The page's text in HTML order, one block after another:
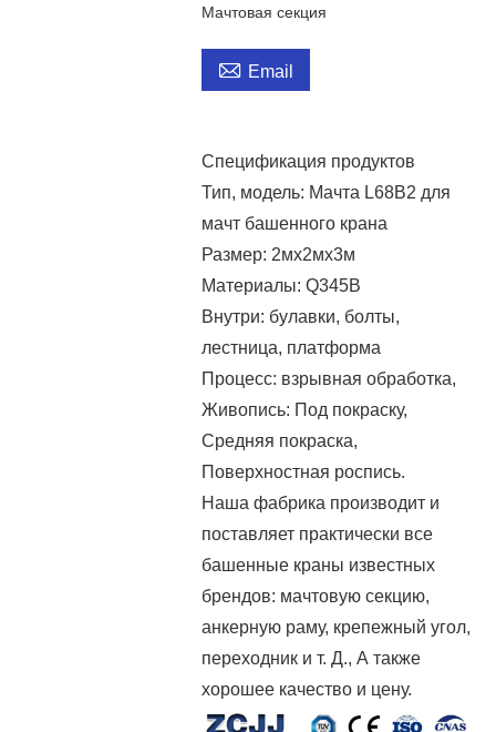
Мачтовая секция
 Email
Спецификация продуктов
Тип, модель: Мачта L68B2 для
мачт башенного крана
Размер: 2мx2мx3м
Материалы: Q345B
Внутри: булавки, болты,
лестница, платформа
Процесс: взрывная обработка,
Живопись: Под покраску,
Средняя покраска,
Поверхностная роспись.
Наша фабрика производит и
поставляет практически все
башенные краны известных
брендов: мачтовую секцию,
анкерную раму, крепежный угол,
переходник и т. Д., А также
хорошее качество и цену.